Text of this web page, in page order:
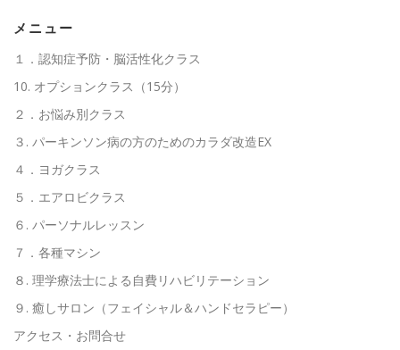
メニュー
１．認知症予防・脳活性化クラス
10. オプションクラス（15分）
２．お悩み別クラス
３. パーキンソン病の方のためのカラダ改造EX
４．ヨガクラス
５．エアロビクラス
６. パーソナルレッスン
７．各種マシン
８. 理学療法士による自費リハビリテーション
９. 癒しサロン（フェイシャル＆ハンドセラピー）
アクセス・お問合せ